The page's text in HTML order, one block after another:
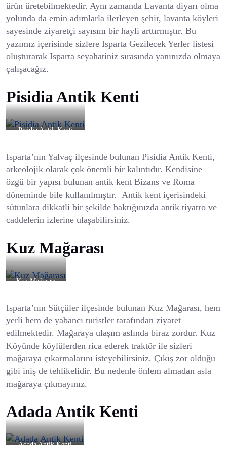
ürün üretebilmektedir. Aynı zamanda Lavanta diyarı olma
yolunda da emin adımlarla ilerleyen şehir, lavanta köyleri
sayesinde ziyaretçi sayısını bir hayli arttırmıştır. Bu
yazımız içerisinde sizlere Isparta Gezilecek Yerler listesi
oluşturarak Isparta seyahatiniz sırasında yanınızda olmaya
çalışacağız.
Pisidia Antik Kenti
Pisidia Antik Kenti
Isparta’nın Yalvaç ilçesinde bulunan Pisidia Antik Kenti,
arkeolojik olarak çok önemli bir kalıntıdır. Kendisine
özgü bir yapısı bulunan antik kent Bizans ve Roma
döneminde bile kullanılmıştır. Antik kent içerisindeki
sütunlara dikkatli bir şekilde baktığınızda antik tiyatro ve
caddelerin izlerine ulaşabilirsiniz.
Kuz Mağarası
Kuz Mağarası
Isparta’nın Sütçüler ilçesinde bulunan Kuz Mağarası, hem
yerli hem de yabancı turistler tarafından ziyaret
edilmektedir. Mağaraya ulaşım aslında biraz zordur. Kuz
Köyünde köylülerden rica ederek traktör ile sizleri
mağaraya çıkarmalarını isteyebilirsiniz. Çıkış zor olduğu
gibi iniş de tehlikelidir. Bu nedenle önlem almadan asla
mağaraya çıkmayınız.
Adada Antik Kenti
Adada Antik Kenti